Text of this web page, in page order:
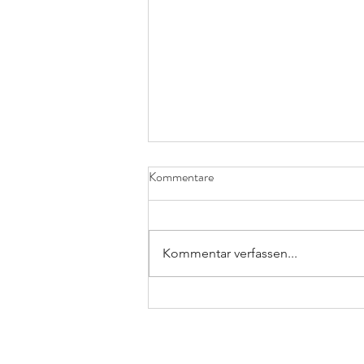
Schulranzen von hukkepack: Die
Kommentare
Kommentar verfassen...